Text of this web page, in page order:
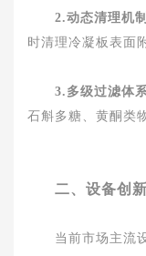
2.动态清理机制
时清理冷凝板表面
3.多级过滤体
石斛多糖、黄酮类
二、设备创
当前市场主流